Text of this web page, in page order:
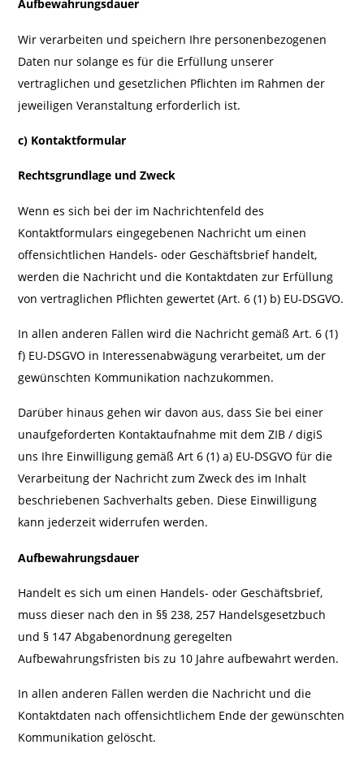
Aufbewahrungsdauer
Wir verarbeiten und speichern Ihre personenbezogenen
Daten nur solange es für die Erfüllung unserer
vertraglichen und gesetzlichen Pflichten im Rahmen der
jeweiligen Veranstaltung erforderlich ist.
c) Kontaktformular
Rechtsgrundlage und Zweck
Wenn es sich bei der im Nachrichtenfeld des
Kontaktformulars eingegebenen Nachricht um einen
offensichtlichen Handels- oder Geschäftsbrief handelt,
werden die Nachricht und die Kontaktdaten zur Erfüllung
von vertraglichen Pflichten gewertet (Art. 6 (1) b) EU-DSGVO.
In allen anderen Fällen wird die Nachricht gemäß Art. 6 (1)
f) EU-DSGVO in Interessenabwägung verarbeitet, um der
gewünschten Kommunikation nachzukommen.
Darüber hinaus gehen wir davon aus, dass Sie bei einer
unaufgeforderten Kontaktaufnahme mit dem ZIB / digiS
uns Ihre Einwilligung gemäß Art 6 (1) a) EU-DSGVO für die
Verarbeitung der Nachricht zum Zweck des im Inhalt
beschriebenen Sachverhalts geben. Diese Einwilligung
kann jederzeit widerrufen werden.
Aufbewahrungsdauer
Handelt es sich um einen Handels- oder Geschäftsbrief,
muss dieser nach den in §§ 238, 257 Handelsgesetzbuch
und § 147 Abgabenordnung geregelten
Aufbewahrungsfristen bis zu 10 Jahre aufbewahrt werden.
In allen anderen Fällen werden die Nachricht und die
Kontaktdaten nach offensichtlichem Ende der gewünschten
Kommunikation gelöscht.